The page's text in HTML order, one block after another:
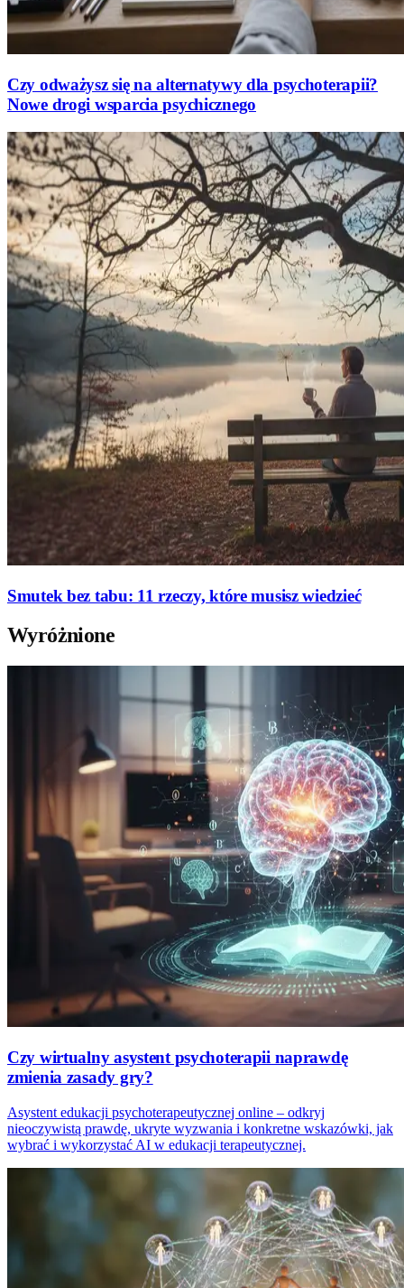
Czy odważysz się na alternatywy dla psychoterapii?
Nowe drogi wsparcia psychicznego
Smutek bez tabu: 11 rzeczy, które musisz wiedzieć
Wyróżnione
Czy wirtualny asystent psychoterapii naprawdę
zmienia zasady gry?
Asystent edukacji psychoterapeutycznej online – odkryj
nieoczywistą prawdę, ukryte wyzwania i konkretne wskazówki, jak
wybrać i wykorzystać AI w edukacji terapeutycznej.